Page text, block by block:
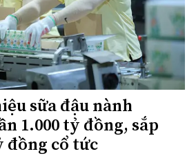
sữa đậu nành
1.000 tỷ đồng, sắp
đồng cổ tức